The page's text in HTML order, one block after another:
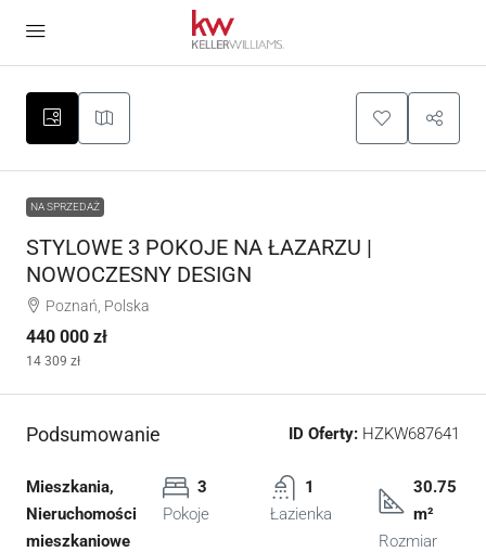
NA SPRZEDAŻ
STYLOWE 3 POKOJE NA ŁAZARZU |
NOWOCZESNY DESIGN
Poznań, Polska
440 000 zł
14 309 zł
Podsumowanie ID Oferty: HZKW687641
Mieszkania,
Nieruchomości
mieszkaniowe
3
Pokoje
1
Łazienka
30.75
m²
Rozmiar